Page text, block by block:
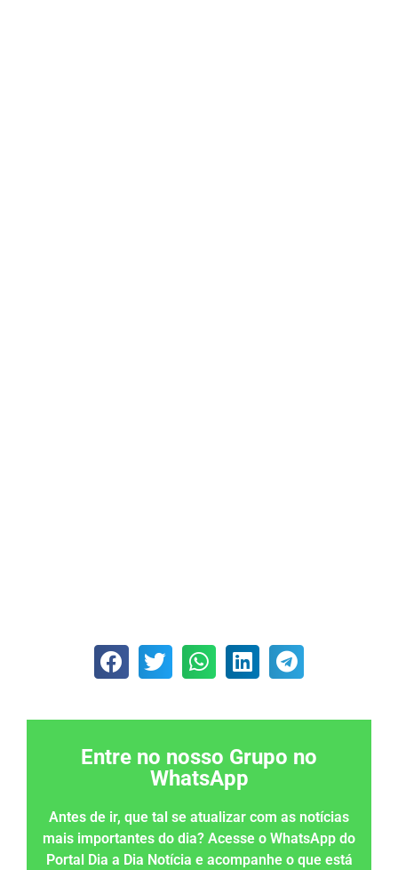
Entre no nosso Grupo no
WhatsApp
Antes de ir, que tal se atualizar com as notícias
mais importantes do dia? Acesse o WhatsApp do
Portal Dia a Dia Notícia e acompanhe o que está